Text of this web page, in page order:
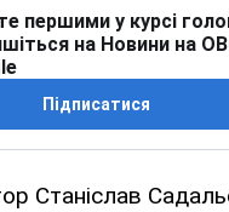
першими у курсі
на Новини на
Підписатися
Станіслав